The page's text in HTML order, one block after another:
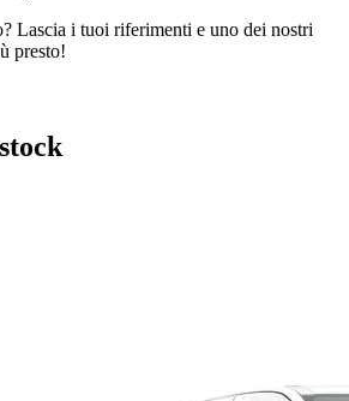
Lascia i tuoi riferimenti e uno dei nostri
presto!